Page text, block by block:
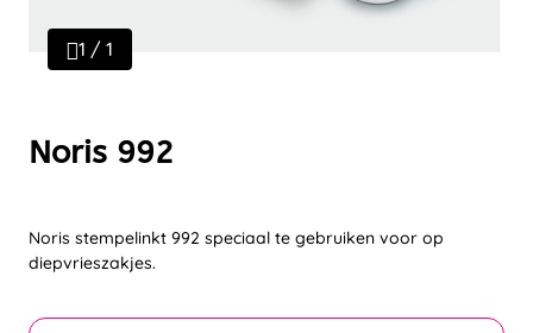
1 / 1
Noris 992
Noris stempelinkt 992 speciaal te gebruiken voor op
diepvrieszakjes.